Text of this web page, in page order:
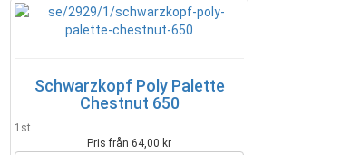
Schwarzkopf Poly Palette
Chestnut 650
1st
Pris från 64,00 kr